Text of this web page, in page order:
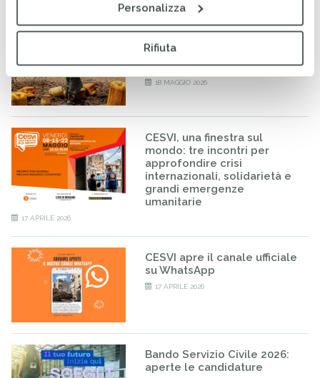
Personalizza
Rifiuta
Il podcast “Borena: la terra
senza pioggia” trionfa al
“Premio Fandango Podcast”
18 MAGGIO 2026
CESVI, una finestra sul
mondo: tre incontri per
approfondire crisi
internazionali, solidarietà e
grandi emergenze
umanitarie
17 APRILE 2026
CESVI apre il canale ufficiale
su WhatsApp
17 APRILE 2026
Bando Servizio Civile 2026:
aperte le candidature